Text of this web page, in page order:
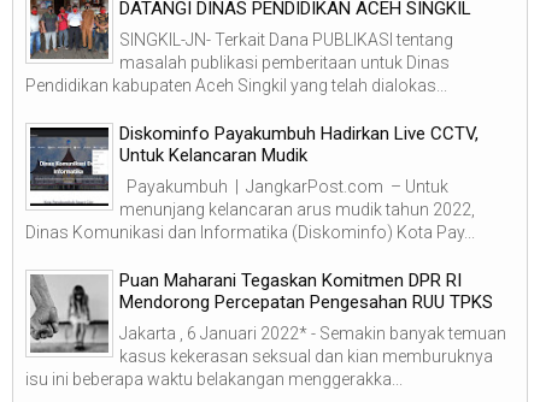
DATANGI DINAS PENDIDIKAN ACEH SINGKIL
SINGKIL-JN- Terkait Dana PUBLIKASI tentang
masalah publikasi pemberitaan untuk Dinas
Pendidikan kabupaten Aceh Singkil yang telah dialokas...
Diskominfo Payakumbuh Hadirkan Live CCTV,
Untuk Kelancaran Mudik
Payakumbuh | JangkarPost.com – Untuk
menunjang kelancaran arus mudik tahun 2022,
Dinas Komunikasi dan Informatika (Diskominfo) Kota Pay...
Puan Maharani Tegaskan Komitmen DPR RI
Mendorong Percepatan Pengesahan RUU TPKS
Jakarta , 6 Januari 2022* - Semakin banyak temuan
kasus kekerasan seksual dan kian memburuknya
isu ini beberapa waktu belakangan menggerakka...